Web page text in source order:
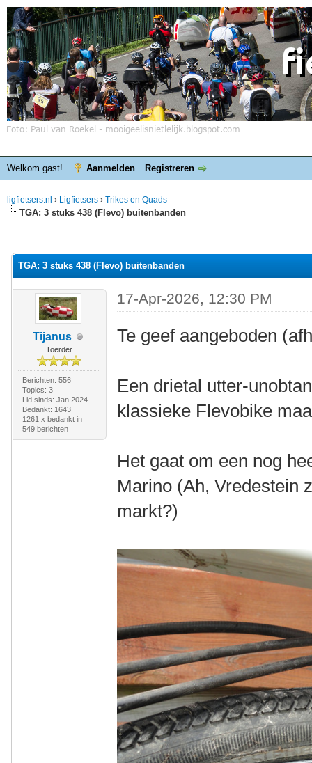
Welkom gast! Aanmelden Registreren
ligfietsers.nl › Ligfietsers › Trikes en Quads
TGA: 3 stuks 438 (Flevo) buitenbanden
TGA: 3 stuks 438 (Flevo) buitenbanden
Tijanus
Toerder
Berichten: 556
Topics: 3
Lid sinds: Jan 2024
Bedankt: 1643
1261 x bedankt in
549 berichten
17-Apr-2026, 12:30 PM
Te geef aangeboden
Een drietal utter-
klassieke Flevobike
Het gaat om een nog
Marino (Ah, Vredestein
markt?)